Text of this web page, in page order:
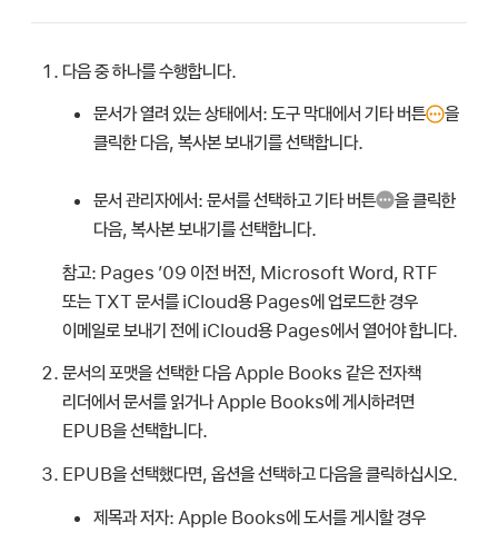
다음 중 하나를 수행합니다.
문서가 열려 있는 상태에서:도구 막대에서 기타 버튼
을
클릭한 다음, 복사본 보내기를 선택합니다.
문서 관리자에서:문서를 선택하고 기타 버튼
을 클릭한
다음, 복사본 보내기를 선택합니다.
참고: Pages ’09 이전 버전, Microsoft Word, RTF
또는 TXT 문서를 iCloud용 Pages에 업로드한 경우
이메일로 보내기 전에 iCloud용 Pages에서 열어야 합니다.
문서의 포맷을 선택한 다음 Apple Books 같은 전자책
리더에서 문서를 읽거나 Apple Books에 게시하려면
EPUB을 선택합니다.
EPUB을 선택했다면, 옵션을 선택하고 다음을 클릭하십시오.
제목과 저자: Apple Books에 도서를 게시할 경우